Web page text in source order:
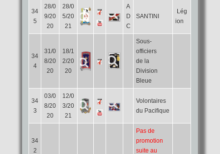
34
5
28/0
9/20
20
28/0
5/20
21
A
D
C
SANTINI
Lég
ion
34
4
31/0
8/20
20
18/1
2/20
20
Sous-
officiers
de la
Division
Bleue
34
3
03/0
8/20
20
12/0
3/20
21
Volontaires
du Pacifique
34
2
Pas de
promotion
suite au